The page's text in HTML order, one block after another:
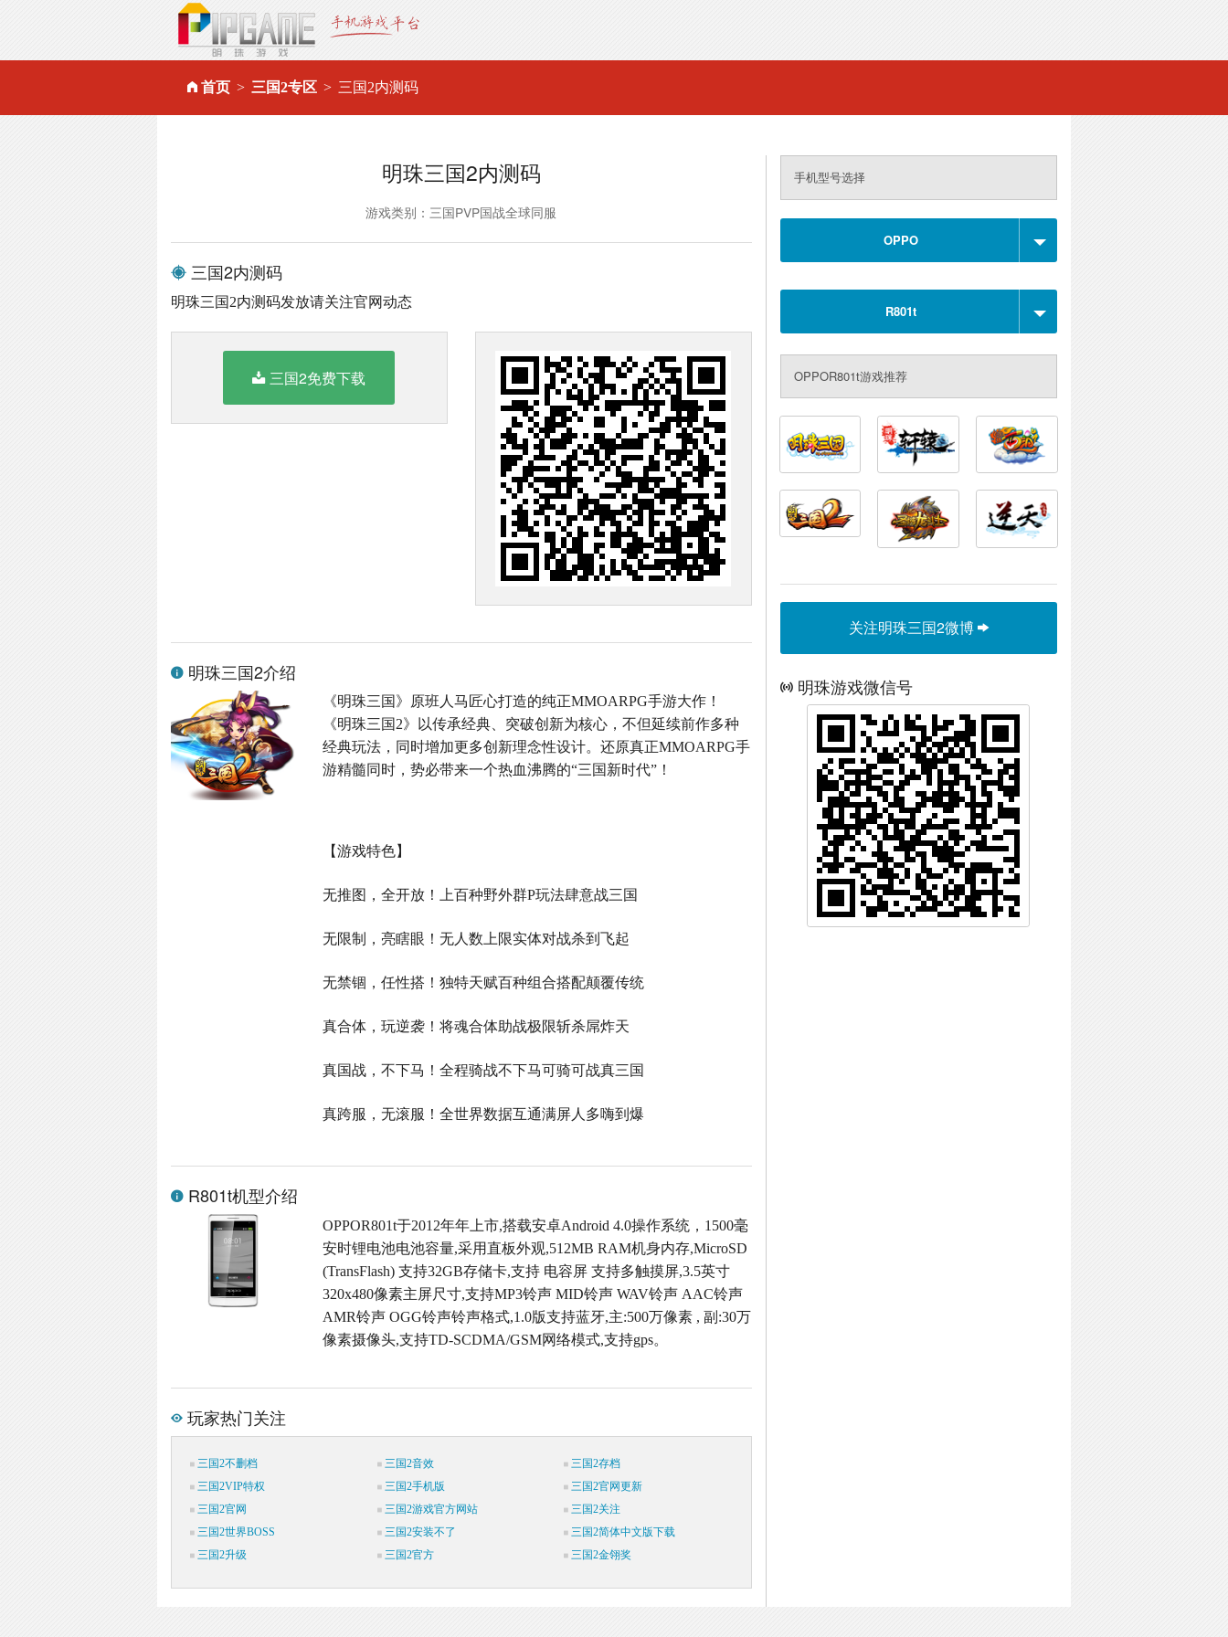
首页 三国2专区 三国2内测码
明珠三国2内测码
游戏类别：三国PVP国战全球同服
三国2内测码
明珠三国2内测码发放请关注官网动态
三国2免费下载
明珠三国2介绍
《明珠三国》原班人马匠心打造的纯正MMOARPG手游大作！
《明珠三国2》以传承经典、突破创新为核心，不但延续前作多种
经典玩法，同时增加更多创新理念性设计。还原真正MMOARPG手
游精髓同时，势必带来一个热血沸腾的“三国新时代”！
【游戏特色】
无推图，全开放！上百种野外群P玩法肆意战三国
无限制，亮瞎眼！无人数上限实体对战杀到飞起
无禁锢，任性搭！独特天赋百种组合搭配颠覆传统
真合体，玩逆袭！将魂合体助战极限斩杀屌炸天
真国战，不下马！全程骑战不下马可骑可战真三国
真跨服，无滚服！全世界数据互通满屏人多嗨到爆
R801t机型介绍
OPPOR801t于2012年年上市,搭载安卓Android 4.0操作系统，1500毫
安时锂电池电池容量,采用直板外观,512MB RAM机身内存,MicroSD
(TransFlash) 支持32GB存储卡,支持 电容屏 支持多触摸屏,3.5英寸
320x480像素主屏尺寸,支持MP3铃声 MID铃声 WAV铃声 AAC铃声
AMR铃声 OGG铃声铃声格式,1.0版支持蓝牙,主:500万像素 , 副:30万
像素摄像头,支持TD-SCDMA/GSM网络模式,支持gps。
玩家热门关注
三国2不删档 三国2音效
三国2存档
三国2VIP特权
三国2手机版
三国2官网更新
三国2官网
三国2游戏官方网站
三国2关注
三国2世界BOSS
三国2安装不了
三国2简体中文版下载
三国2升级
三国2官方 三国2金翎奖
手机型号选择
OPPO
R801t
OPPOR801t游戏推荐
关注明珠三国2微博
明珠游戏微信号